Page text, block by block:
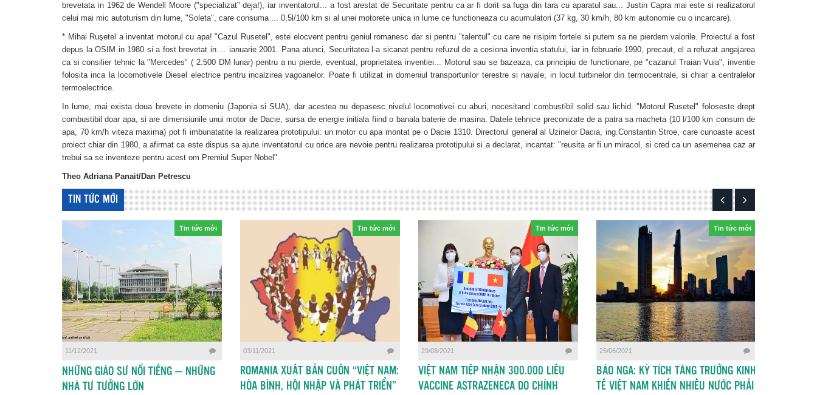
brevetata in 1962 de Wendell Moore ("specializat" deja!), iar inventatorul... a fost arestat de Securitate pentru ca ar fi dorit sa fuga din tara cu aparatul sau... Justin Capra mai este si realizatorul
celui mai mic autoturism din lume, "Soleta", care consuma ... 0,5l/100 km si al unei motorete unica in lume ce functioneaza cu acumulatori (37 kg, 30 km/h, 80 km autonomie cu o incarcare).
* Mihai Ruşetel a inventat motorul cu apa! "Cazul Rusetel", este elocvent pentru geniul romanesc dar si pentru "talentul" cu care ne risipim fortele si putem sa ne pierdem valorile. Proiectul a fost
depus la OSIM in 1980 si a fost brevetat in ... ianuarie 2001. Pana atunci, Securitatea l-a sicanat pentru refuzul de a cesiona inventia statului, iar in februarie 1990, precaut, el a refuzat angajarea
ca si consilier tehnic la "Mercedes" ( 2.500 DM lunar) pentru a nu pierde, eventual, proprietatea inventiei... Motorul sau se bazeaza, ca principiu de functionare, pe "cazanul Traian Vuia", inventie
folosita inca la locomotivele Diesel electrice pentru incalzirea vagoanelor. Poate fi utilizat in domeniul transporturilor terestre si navale, in locul turbinelor din termocentrale, si chiar a centralelor
termoelectrice.
In lume, mai exista doua brevete in domeniu (Japonia si SUA), dar acestea nu depasesc nivelul locomotivei cu aburi, necesitand combustibil solid sau lichid. "Motorul Rusetel" foloseste drept
combustibil doar apa, si are dimensiunile unui motor de Dacie, sursa de energie initiala fiind o banala baterie de masina. Datele tehnice preconizate de a patra sa macheta (10 l/100 km consum de
apa, 70 km/h viteza maxima) pot fi imbunatatite la realizarea prototipului: un motor cu apa montat pe o Dacie 1310. Directorul general al Uzinelor Dacia, ing.Constantin Stroe, care cunoaste acest
proiect chiar din 1980, a afirmat ca este dispus sa ajute inventatorul cu orice are nevoie pentru realizarea prototipului si a declarat, incantat: "reusita ar fi un miracol, si cred ca un asemenea caz ar
trebui sa se inventeze pentru acest om Premiul Super Nobel".
Theo Adriana Panait/Dan Petrescu
TIN TỨC MỚI
Tin tức mới
11/12/2021
NHỮNG GIÁO SƯ NỔI TIẾNG – NHỮNG
NHÀ TƯ TƯỞNG LỚN
Tin tức mới
03/11/2021
ROMANIA XUẤT BẢN CUỐN “VIỆT NAM:
HÒA BÌNH, HỘI NHẬP VÀ PHÁT TRIỂN”
Tin tức mới
29/08/2021
VIỆT NAM TIẾP NHẬN 300.000 LIỀU
VACCINE ASTRAZENECA DO CHÍNH
Tin tức mới
25/06/2021
BÁO NGA: KỲ TÍCH TĂNG TRƯỞNG KINH
TẾ VIỆT NAM KHIẾN NHIỀU NƯỚC PHẢI